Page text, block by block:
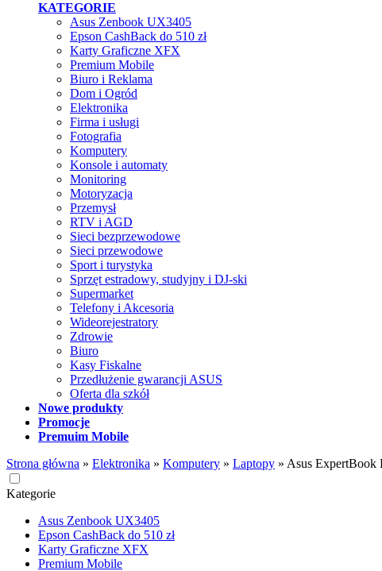
KATEGORIE
Asus Zenbook UX3405
Epson CashBack do 510 zł
Karty Graficzne XFX
Premium Mobile
Biuro i Reklama
Dom i Ogród
Elektronika
Firma i usługi
Fotografia
Komputery
Konsole i automaty
Monitoring
Motoryzacja
Przemysł
RTV i AGD
Sieci bezprzewodowe
Sieci przewodowe
Sport i turystyka
Sprzęt estradowy, studyjny i DJ-ski
Supermarket
Telefony i Akcesoria
Wideorejestratory
Zdrowie
Biuro
Kasy Fiskalne
Przedłużenie gwarancji ASUS
Oferta dla szkół
Nowe produkty
Promocje
Premuim Mobile
Strona główna » Elektronika » Komputery » Laptopy » Asus
Kategorie
Asus Zenbook UX3405
Epson CashBack do 510 zł
Karty Graficzne XFX
Premium Mobile